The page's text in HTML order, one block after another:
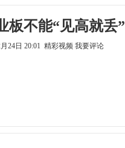
板不能“见高就丢”
月24日 20:01 精彩视频 我要评论